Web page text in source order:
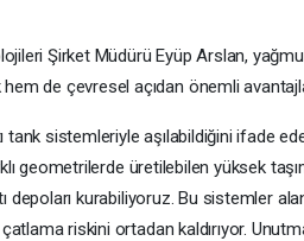
Şirket Müdürü Eyüp Arslan,
de çevresel açıdan önemli
tank sistemleriyle aşılabildiğini ifade
geometrilerde üretilebilen yüksek
kurabiliyoruz. Bu sistemler
riskini ortadan kaldırıyor.